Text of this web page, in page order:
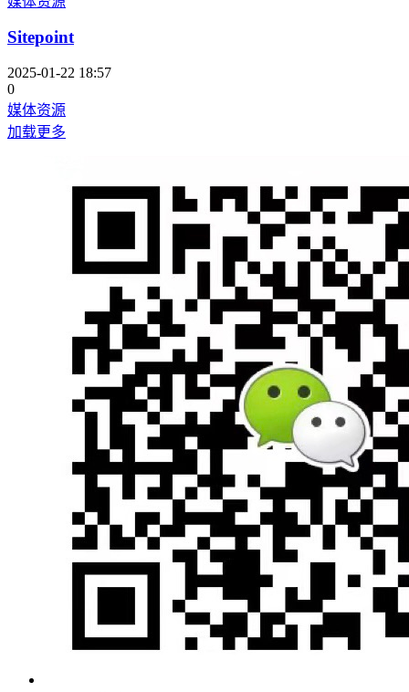
Sitepoint
2025-01-22 18:57
0
媒体资源
加载更多